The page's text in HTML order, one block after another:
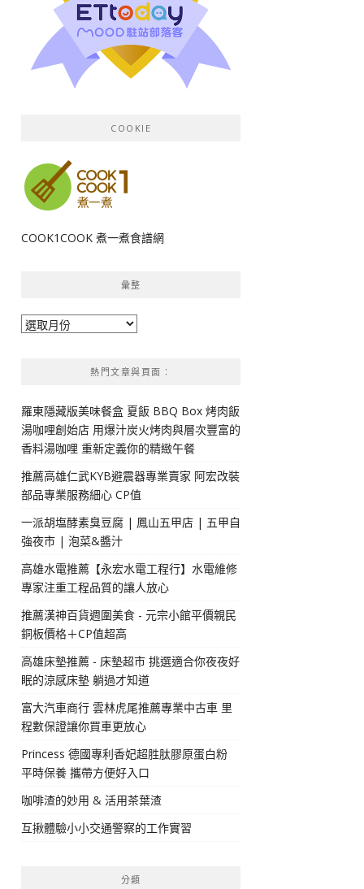
COOKIE
COOK1COOK 煮一煮食譜網
彙整
彙
熱門文章與頁面︰
羅東隱藏版美味餐盒 夏飯 BBQ Box 烤肉飯
湯咖哩創始店 用爆汁炭火烤肉與層次豐富的
香料湯咖哩 重新定義你的精緻午餐
推薦高雄仁武KYB避震器專業賣家 阿宏改裝
部品專業服務細心 CP值
一派胡塩酵素臭豆腐 | 鳳山五甲店 | 五甲自
強夜市 | 泡菜&醬汁
高雄水電推薦【永宏水電工程行】水電維修
專家注重工程品質的讓人放心
推薦漢神百貨週圍美食 - 元宗小館平價親民
銅板價格＋CP值超高
高雄床墊推薦 - 床墊超市 挑選適合你夜夜好
眠的涼感床墊 躺過才知道
富大汽車商行 雲林虎尾推薦專業中古車 里
程數保證讓你買車更放心
Princess 德國專利香妃超胜肽膠原蛋白粉
平時保養 攜帶方便好入口
咖啡渣的妙用 & 活用茶葉渣
互揪體驗小小交通警察的工作實習
分類